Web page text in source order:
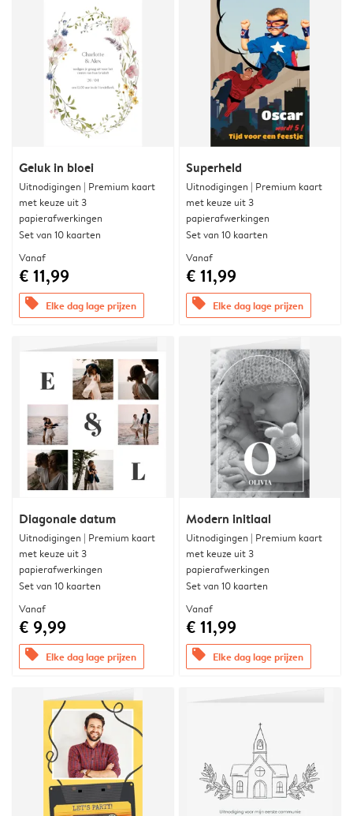
Geluk in bloei
Uitnodigingen | Premium kaart
met keuze uit 3
papierafwerkingen
Set van 10 kaarten
Vanaf
€ 11,99
offers Elke dag lage prijzen
Superheld
Uitnodigingen | Premium kaart
met keuze uit 3
papierafwerkingen
Set van 10 kaarten
Vanaf
€ 11,99
offers Elke dag lage prijzen
Diagonale datum
Uitnodigingen | Premium kaart
met keuze uit 3
papierafwerkingen
Set van 10 kaarten
Vanaf
€ 9,99
offers Elke dag lage prijzen
Modern initiaal
Uitnodigingen | Premium kaart
met keuze uit 3
papierafwerkingen
Set van 10 kaarten
Vanaf
€ 11,99
offers Elke dag lage prijzen